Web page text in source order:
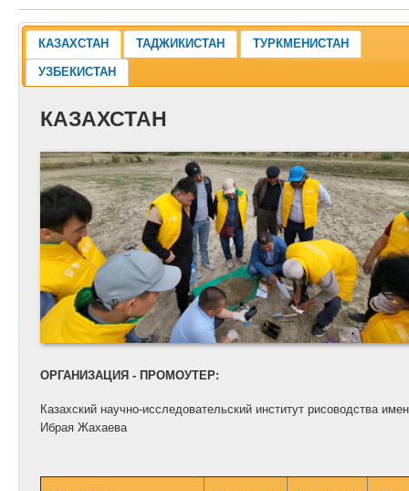
КАЗАХСТАН ТАДЖИКИСТАН ТУРКМЕНИСТАН
УЗБЕКИСТАН
КАЗАХСТАН
ОРГАНИЗАЦИЯ - ПРОМОУТЕР:
Казахский научно-исследовательский институт рисоводства
Ибрая Жахаева